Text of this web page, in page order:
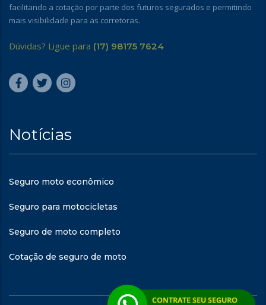
facilitando a cotação por parte dos futuros segurados e permitindo
mais visibilidade para as corretoras.
Dúvidas? Ligue para (17) 98175 7624
Notícias
Seguro moto econômico
Seguro para motocicletas
Seguro de moto completo
Cotação de seguro de moto